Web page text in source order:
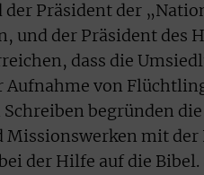
Präsident der
und der Präsident des
dass die
Aufnahme von
begründen
mit
der Hilfe auf die Bibel.